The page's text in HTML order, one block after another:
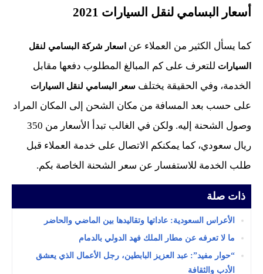
أسعار البسامي لنقل السيارات 2021
كما يسأل الكثير من العملاء عن اسعار شركة البسامي لنقل
السيارات للتعرف على كم المبالغ المطلوب دفعها مقابل
الخدمة، وفي الحقيقة يختلف سعر البسامي لنقل السيارات
على حسب بعد المسافة من مكان الشحن إلى المكان المراد
وصول الشحنة إليه. ولكن في الغالب تبدأ الأسعار من 350
ريال سعودي، كما يمكنكم الاتصال على خدمة العملاء قبل
طلب الخدمة للاستفسار عن سعر الشحنة الخاصة بكم.
ذات صلة
الأعراس السعودية: عاداتها وتقاليدها بين الماضي والحاضر
ما لا تعرفه عن مطار الملك فهد الدولي بالدمام
“حوار مفيد”: عبد العزيز البابطين، رجل الأعمال الذي يعشق
الأدب والثقافة